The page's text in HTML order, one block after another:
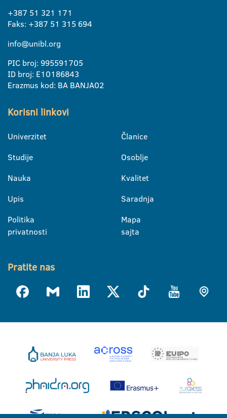
+387 51 321 171
Faks: +387 51 315 694
info@unibl.org
PIC broj: 995591705
ID broj: E10186843
Erazmus kod: BA BANJA02
Korisni linkovi
Univerzitet
Studije
Nauka
Upis
Politika
privatnosti
Članice
Osoblje
Kvalitet
Saradnja
Mapa
sajta
Pratite nas